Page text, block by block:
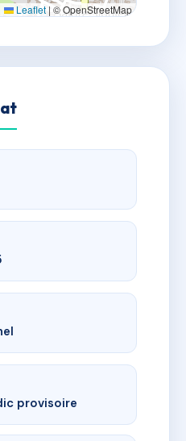
Leaflet | © OpenStreetMap
provisoire